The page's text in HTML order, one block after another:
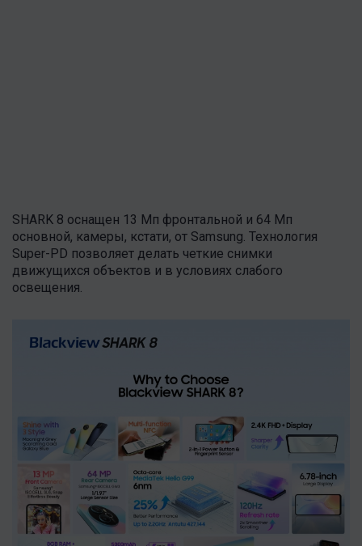
SHARK 8 оснащен 13 Мп фронтальной и 64 Мп
основной, камеры, кстати, от Samsung. Технология
Super-PD позволяет делать четкие снимки
движущихся объектов и в условиях слабого
освещения.